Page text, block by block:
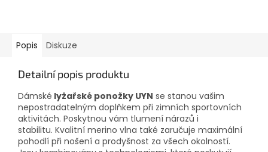
Popis Diskuze
Detailní popis produktu
Dámské lyžařské ponožky UYN se stanou vašim
nepostradatelným doplňkem při zimních sportovních
aktivitách. Poskytnou vám tlumení nárazů i
stabilitu. Kvalitní merino vlna také zaručuje maximální
pohodlí při nošení a prodyšnost za všech okolností.